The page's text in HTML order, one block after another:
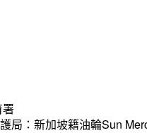
局：新加坡籍油輪Sun